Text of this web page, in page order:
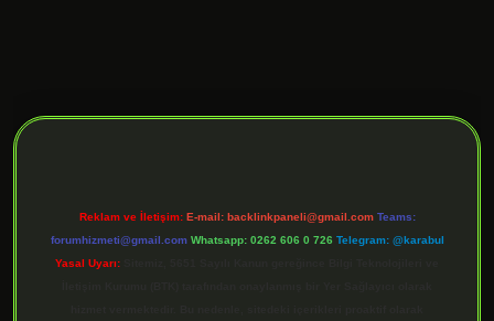
Reklam ve İletişim: E-mail: backlinkpaneli@gmail.com Teams:
forumhizmeti@gmail.com Whatsapp: 0262 606 0 726 Telegram: @karabul
Yasal Uyarı: